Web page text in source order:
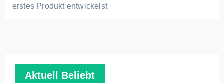
erstes Produkt entwickelst
Aktuell Beliebt